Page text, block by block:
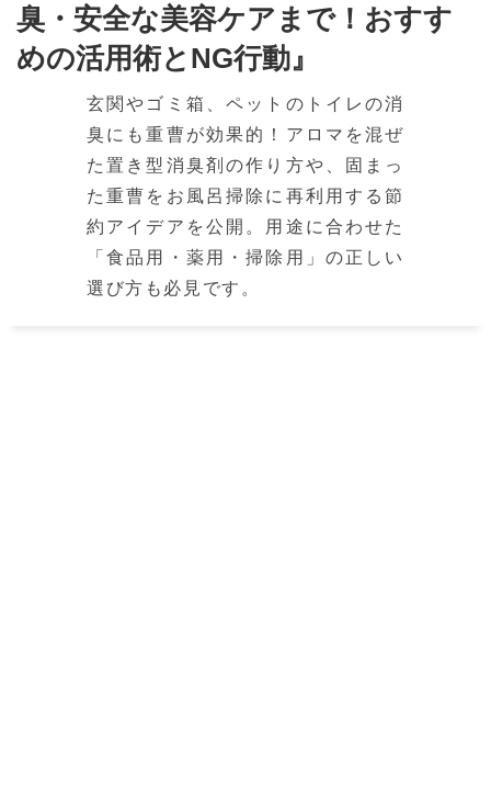
臭・安全な美容ケアまで！おすす
めの活用術とNG行動』
玄関やゴミ箱、ペットのトイレの消
臭にも重曹が効果的！アロマを混ぜ
た置き型消臭剤の作り方や、固まっ
た重曹をお風呂掃除に再利用する節
約アイデアを公開。用途に合わせた
「食品用・薬用・掃除用」の正しい
選び方も必見です。